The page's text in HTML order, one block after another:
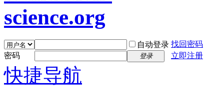
自动登录 找回密码
密码
登录 立即注册
快捷导航